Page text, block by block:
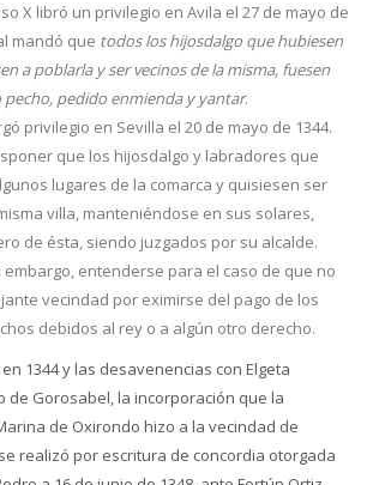
X libró un privilegio en Avila el 27 de mayo de
mandó que todos los hijosdalgo que hubiesen
a poblarla y ser vecinos de la misma, fuesen
pedido enmienda y yantar.
privilegio en Sevilla el 20 de mayo de 1344.
que los hijosdalgo y labradores que
lugares de la comarca y quisiesen ser
villa, manteniéndose en sus solares,
de ésta, siendo juzgados por su alcalde.
embargo, entenderse para el caso de que no
vecindad por eximirse del pago de los
debidos al rey o a algún otro derecho.
1344 y las desavenencias con Elgeta
de Gorosabel, la incorporación que la
de Oxirondo hizo a la vecindad de
realizó por escritura de concordia otorgada